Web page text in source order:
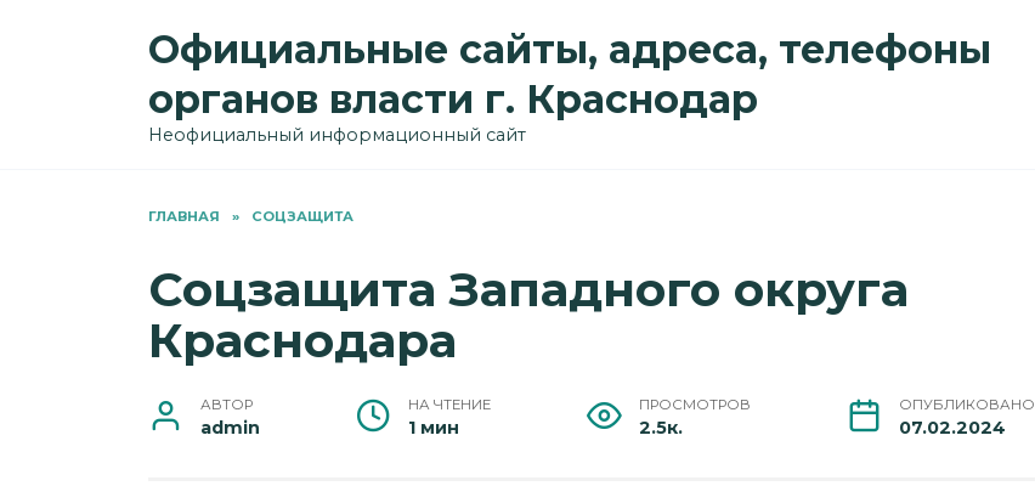
Официальные сайты, адреса, телефоны
органов власти г. Краснодар
Неофициальный информационный сайт
ГЛАВНАЯ » СОЦЗАЩИТА
Соцзащита Западного округа
Краснодара
АВТОР
admin
НА ЧТЕНИЕ
1 мин
ПРОСМОТРОВ
2.5к.
ОПУБЛИКОВАНО
07.02.2024